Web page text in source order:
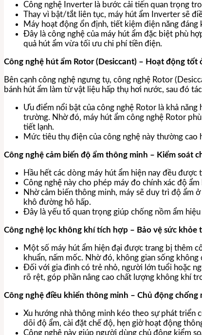
Công nghệ Inverter là bước cải tiến quan trọng
Thay vì bật/tắt liên tục, máy hút ẩm Inverter sẽ
Máy hoạt động ổn định, tiết kiệm điện năng
Đây là công nghệ của máy hút ẩm đặc biệt phù
quả hút ẩm vừa tối ưu chi phí tiền điện.
Công nghệ hút ẩm Rotor (Desiccant) – Hoạt động tốt
Bên cạnh công nghệ ngưng tụ, công nghệ Rotor
bánh hút ẩm làm từ vật liệu hấp thụ hơi nước, sau đó
Ưu điểm nổi bật của công nghệ Rotor là khả
trường. Nhờ đó, máy hút ẩm công nghệ Rotor
tiết lạnh.
Mức tiêu thụ điện của công nghệ này thường
Công nghệ cảm biến độ ẩm thông minh – Kiểm soát
Hầu hết các dòng máy hút ẩm hiện nay đều
Công nghệ này cho phép máy đo chính xác độ
Nhờ cảm biến thông minh, máy sẽ duy trì độ ẩm
khô đường hô hấp.
Đây là yếu tố quan trọng giúp chống nồm ẩm
Công nghệ lọc không khí tích hợp – Bảo vệ sức khỏe
Một số máy hút ẩm hiện đại được trang bị thêm
khuẩn, nấm mốc. Nhờ đó, không gian sống
Đối với gia đình có trẻ nhỏ, người lớn tuổi hoặc
rõ rệt, góp phần nâng cao chất lượng không khí
Công nghệ điều khiển thông minh – Chủ động chống
Xu hướng nhà thông minh kéo theo sự phát triển
dõi độ ẩm, cài đặt chế độ, hẹn giờ hoạt động
Công nghệ này giúp người dùng chủ động kiểm